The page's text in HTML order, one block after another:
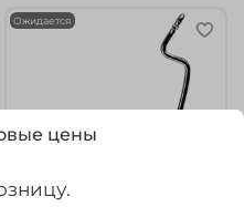
Ожидается
цены